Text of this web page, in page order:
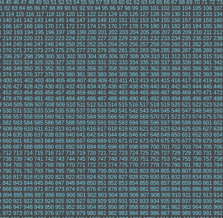
45 46 47 48 49 50 51 52 53 54 55 56 57 58 59 60 61 62 63 64 65 66 67 68 69 70 71 72 73
82 83 84 85 86 87 88 89 90 91 92 93 94 95 96 97 98 99 100 101 102 103 104 105 106 107
114 115 116 117 118 119 120 121 122 123 124 125 126 127 128 129 130 131 132 133 134
140 141 142 143 144 145 146 147 148 149 150 151 152 153 154 155 156 157 158 159 160
166 167 168 169 170 171 172 173 174 175 176 177 178 179 180 181 182 183 184 185 186
192 193 194 195 196 197 198 199 200 201 202 203 204 205 206 207 208 209 210 211 212
218 219 220 221 222 223 224 225 226 227 228 229 230 231 232 233 234 235 236 237 238
244 245 246 247 248 249 250 251 252 253 254 255 256 257 258 259 260 261 262 263 264
270 271 272 273 274 275 276 277 278 279 280 281 282 283 284 285 286 287 288 289 290
296 297 298 299 300 301 302 303 304 305 306 307 308 309 310 311 312 313 314 315 316
322 323 324 325 326 327 328 329 330 331 332 333 334 335 336 337 338 339 340 341 342
348 349 350 351 352 353 354 355 356 357 358 359 360 361 362 363 364 365 366 367 368
374 375 376 377 378 379 380 381 382 383 384 385 386 387 388 389 390 391 392 393 394
400 401 402 403 404 405 406 407 408 409 410 411 412 413 414 415 416 417 418 419 420
426 427 428 429 430 431 432 433 434 435 436 437 438 439 440 441 442 443 444 445 446
452 453 454 455 456 457 458 459 460 461 462 463 464 465 466 467 468 469 470 471 472
478 479 480 481 482 483 484 485 486 487 488 489 490 491 492 493 494 495 496 497 498
504 505 506 507 508 509 510 511 512 513 514 515 516 517 518 519 520 521 522 523 524
530 531 532 533 534 535 536 537 538 539 540 541 542 543 544 545 546 547 548 549 550
556 557 558 559 560 561 562 563 564 565 566 567 568 569 570 571 572 573 574 575 576
582 583 584 585 586 587 588 589 590 591 592 593 594 595 596 597 598 599 600 601 602
608 609 610 611 612 613 614 615 616 617 618 619 620 621 622 623 624 625 626 627 628
634 635 636 637 638 639 640 641 642 643 644 645 646 647 648 649 650 651 652 653 654
660 661 662 663 664 665 666 667 668 669 670 671 672 673 674 675 676 677 678 679 680
686 687 688 689 690 691 692 693 694 695 696 697 698 699 700 701 702 703 704 705 706
712 713 714 715 716 717 718 719 720 721 722 723 724 725 726 727 728 729 730 731 732
738 739 740 741 742 743 744 745 746 747 748 749 750 751 752 753 754 755 756 757 758
764 765 766 767 768 769 770 771 772 773 774 775 776 777 778 779 780 781 782 783 784
790 791 792 793 794 795 796 797 798 799 800 801 802 803 804 805 806 807 808 809 810
816 817 818 819 820 821 822 823 824 825 826 827 828 829 830 831 832 833 834 835 836
842 843 844 845 846 847 848 849 850 851 852 853 854 855 856 857 858 859 860 861 862
868 869 870 871 872 873 874 875 876 877 878 879 880 881 882 883 884 885 886 887 888
894 895 896 897 898 899 900 901 902 903 904 905 906 907 908 909 910 911 912 913 914
920 921 922 923 924 925 926 927 928 929 930 931 932 933 934 935 936 937 938 939 940
946 947 948 949 950 951 952 953 954 955 956 957 958 959 960 961 962 963 964 965 966
972 973 974 975 976 977 978 979 980 981 982 983 984 985 986 987 988 989 990 991 992